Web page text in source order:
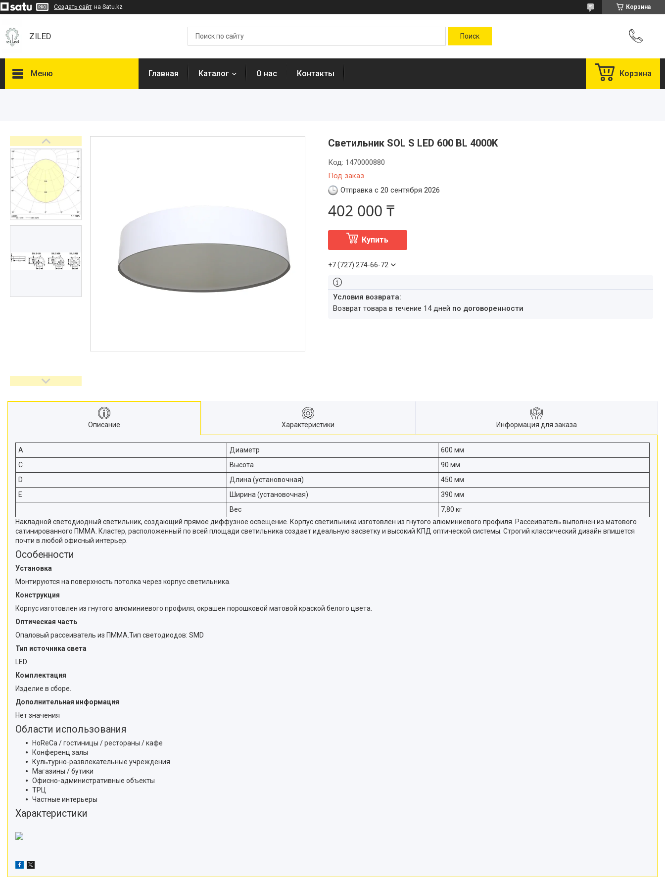
Создать сайт на Satu.kz Корзина
ZILED
Меню
ФАРЛАЙТ
АСТЗ
NLCO
INNOLUX
Отзывы
Главная Каталог О нас Контакты Корзина
Светильник SOL S LED 600 BL 4000K
Под заказ
Код: 1470000880
Отправка с 20 сентября 2026
402 000 ₸
Купить
+7 (727) 274-66-72
возврат товара в течение 14 дней по договоренности
Описание Характеристики Информация для заказа
A Диаметр
600 мм
C
Высота
90 мм
D
Длина (установочная)
450 мм
E
Ширина (установочная)
390 мм
Вес
7,80 кг
Накладной светодиодный светильник, создающий прямое диффузное освещение. Корпус светильника изготовлен из гнутого алюминиевого профиля. Рассеиватель выполнен из матового
сатинированного ПММА. Кластер, расположенный по всей площади светильника создает идеальную засветку и высокий КПД оптической системы. Строгий классический дизайн впишется
почти в любой офисный интерьер.
Особенности
Установка
Монтируются на поверхность потолка через корпус светильника.
Конструкция
Корпус изготовлен из гнутого алюминиевого профиля, окрашен порошковой матовой краской белого цвета.
Оптическая часть
Опаловый рассеиватель из ПММА.Тип светодиодов: SMD
Тип источника света
LED
Комплектация
Изделие в сборе.
Дополнительная информация
Нет значения
Области использования
HoReCa / гостиницы / рестораны / кафе
Конференц залы
Культурно-развлекательные учреждения
Магазины / бутики
Офисно-административные объекты
ТРЦ
Частные интерьеры
Характеристики